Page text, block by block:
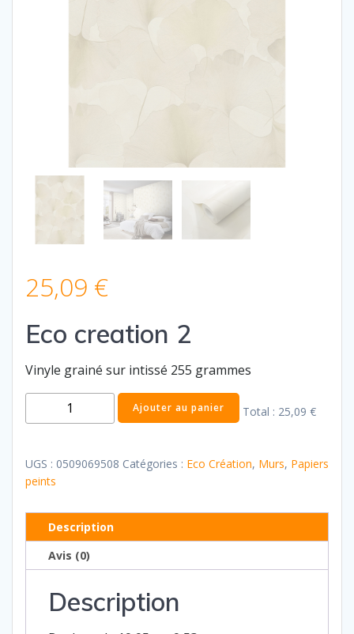
25,09 €
Eco creation 2
Vinyle grainé sur intissé 255 grammes
quantité
de
creation
2
Ajouter au panier Total : 25,09 €
UGS : 0509069508 Catégories : Eco Création, Murs, Papiers
peints
Description
Avis (0)
Description